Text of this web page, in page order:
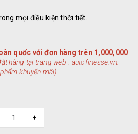
mọi điều kiện thời tiết.
quốc với đơn hàng trên 1,000,000
hàng tại trang web : autofinesse.vn.
khuyến mãi)
+